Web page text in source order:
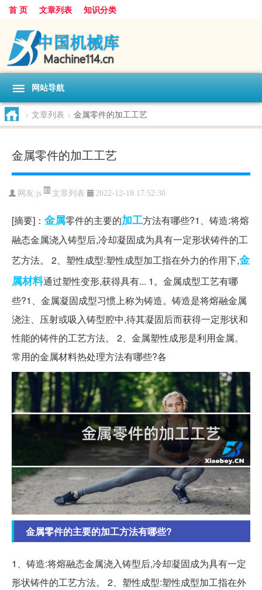
首 页 文章列表 知识分类
网站导航
> 文章列表 > 金属零件的加工工艺
金属零件的加工工艺
网友:js 文章列表 2022-12-18 17:52:30
[摘要]： 金属零件的主要的加工方法有哪些?1、铸造:将熔
融态金属浇入铸型后,冷却凝固成为具有一定形状铸件的工
艺方法。 2、塑性成型:塑性成型加工指在外力的作用下,金
属材料通过塑性变形,获得具有... 1。金属成型工艺有哪
些?1、金属凝固成型习惯上称为铸造。铸造是将熔融金属
浇注、压射或吸入铸型腔中,待其凝固后而获得一定形状和
性能的铸件的工艺方法。 2、金属塑性成形是利用金属。
常用的金属材料热处理方法有哪些?各
金属零件的主要的加工方法有哪些?
1、铸造:将熔融态金属浇入铸型后,冷却凝固成为具有一定
形状铸件的工艺方法。 2、塑性成型:塑性成型加工指在外